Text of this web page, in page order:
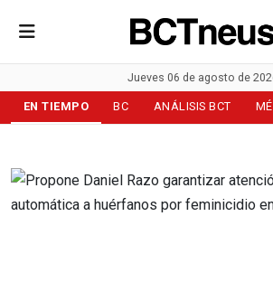
Jueves 06 de agosto de
EN TIEMPO BC ANÁLISIS BCT